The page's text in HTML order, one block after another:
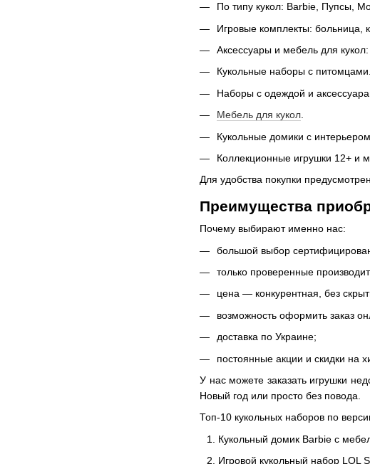
По типу кукол: Barbie, Пупсы,
Игровые комплекты: больница,
Аксессуары и мебель для
Кукольные наборы с питомцами.
Наборы с одеждой и
Мебель для кукол
Кукольные домики с интерьером.
Коллекционные игрушки 12+ и
Для удобства покупки
Преимущества
Почему выбирают именно нас:
большой выбор
только проверенные
цена — конкурентная, без
возможность оформить заказ
доставка по Украине;
постоянные акции и скидки на
У нас можете заказать игрушки
Новый год или просто без повода.
Топ-10 кукольных наборов по
Кукольный домик Barbie с
Игровой кукольный набор LOL